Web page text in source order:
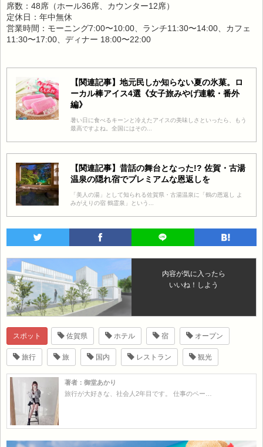
席数：48席（ホール36席、カウンター12席）
定休日：年中無休
営業時間：モーニング7:00〜10:00、ランチ11:30〜14:00、カフェ
11:30〜17:00、ディナー 18:00〜22:00
【関連記事】地元民しか知らない夏の氷菓。ロ
ーカル棒アイス4選《女子旅みやげ連載・番外
編》
暑い日に食べるキーンと冷えたアイスの美味しさといったら、もう
最高ですよね。全国にはその...
【関連記事】昔話の舞台となった!? 佐賀・古湯
温泉の隠れ宿でプレミアムな恩返しを
「美人の湯」として知られる佐賀県・古湯温泉に「鶴の恩返し よ
みがえりの宿 鶴霊泉」という...
内容が気に入ったら
いいね！しよう
スポット 佐賀県 ホテル 宿 オープン
旅行 旅 国内 レストラン 観光
著者：御堂あかり
旅行が大好きな、社会人2年目です。 仕事のペー…